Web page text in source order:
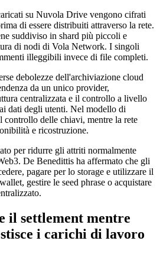
su Nuvola Drive vengono cifrati
di essere distribuiti attraverso la rete.
suddiviso in shard più piccoli e
di nodi di Vola Network. I singoli
illeggibili invece di file completi.
debolezze dell'archiviazione cloud
da un unico provider,
centralizzata e il controllo a livello
dati degli utenti. Nel modello di
controllo delle chiavi, mentre la rete
e ricostruzione.
per ridurre gli attriti normalmente
De Benedittis ha affermato che gli
pagare per lo storage e utilizzare il
gestire le seed phrase o acquistare
il settlement mentre
i carichi di lavoro